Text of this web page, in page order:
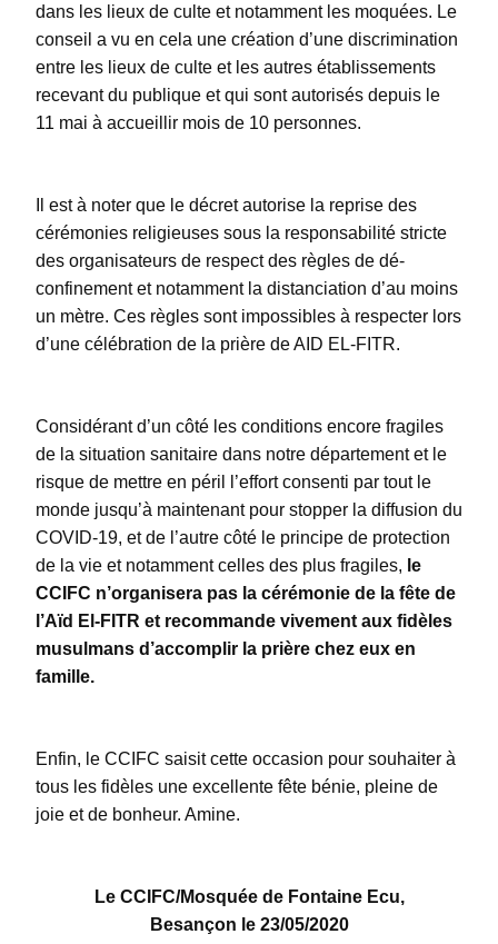
dans les lieux de culte et notamment les moquées. Le
conseil a vu en cela une création d’une discrimination
entre les lieux de culte et les autres établissements
recevant du publique et qui sont autorisés depuis le
11 mai à accueillir mois de 10 personnes.
Il est à noter que le décret autorise la reprise des
cérémonies religieuses sous la responsabilité stricte
des organisateurs de respect des règles de dé-
confinement et notamment la distanciation d’au moins
un mètre. Ces règles sont impossibles à respecter lors
d’une célébration de la prière de AID EL-FITR.
Considérant d’un côté les conditions encore fragiles
de la situation sanitaire dans notre département et le
risque de mettre en péril l’effort consenti par tout le
monde jusqu’à maintenant pour stopper la diffusion du
COVID-19, et de l’autre côté le principe de protection
de la vie et notamment celles des plus fragiles, le
CCIFC n’organisera pas la cérémonie de la fête de
l’Aïd El-FITR et recommande vivement aux fidèles
musulmans d’accomplir la prière chez eux en
famille.
Enfin, le CCIFC saisit cette occasion pour souhaiter à
tous les fidèles une excellente fête bénie, pleine de
joie et de bonheur. Amine.
Le CCIFC/Mosquée de Fontaine Ecu,
Besançon le 23/05/2020